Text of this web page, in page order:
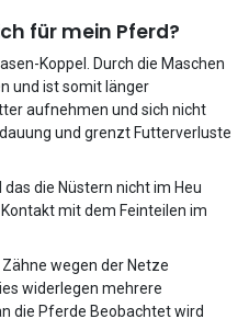
für mein Pferd?
Koppel. Durch die Maschen
und ist somit länger
aufnehmen und sich nicht
und grenzt Futterverluste
die Nüstern nicht im Heu
mit dem Feinteilen im
wegen der Netze
widerlegen mehrere
die Pferde Beobachtet wird